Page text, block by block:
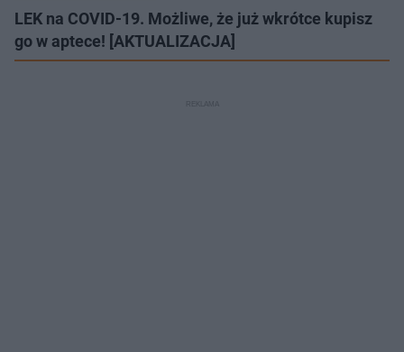
LEK na COVID-19. Możliwe, że już wkrótce kupisz
go w aptece! [AKTUALIZACJA]